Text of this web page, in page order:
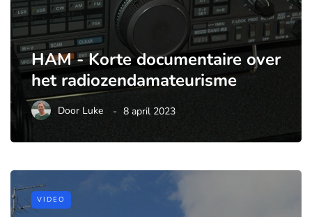
HAM - Korte documentaire over
het radiozendamateurisme
Door Luke 8 april 2023
VIDEO